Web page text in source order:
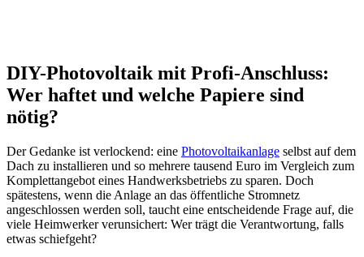
DIY-Photovoltaik mit Profi-Anschluss:
Wer haftet und welche Papiere sind
nötig?
Der Gedanke ist verlockend: eine Photovoltaikanlage selbst auf dem
Dach zu installieren und so mehrere tausend Euro im Vergleich zum
Komplettangebot eines Handwerksbetriebs zu sparen. Doch
spätestens, wenn die Anlage an das öffentliche Stromnetz
angeschlossen werden soll, taucht eine entscheidende Frage auf, die
viele Heimwerker verunsichert: Wer trägt die Verantwortung, falls
etwas schiefgeht?